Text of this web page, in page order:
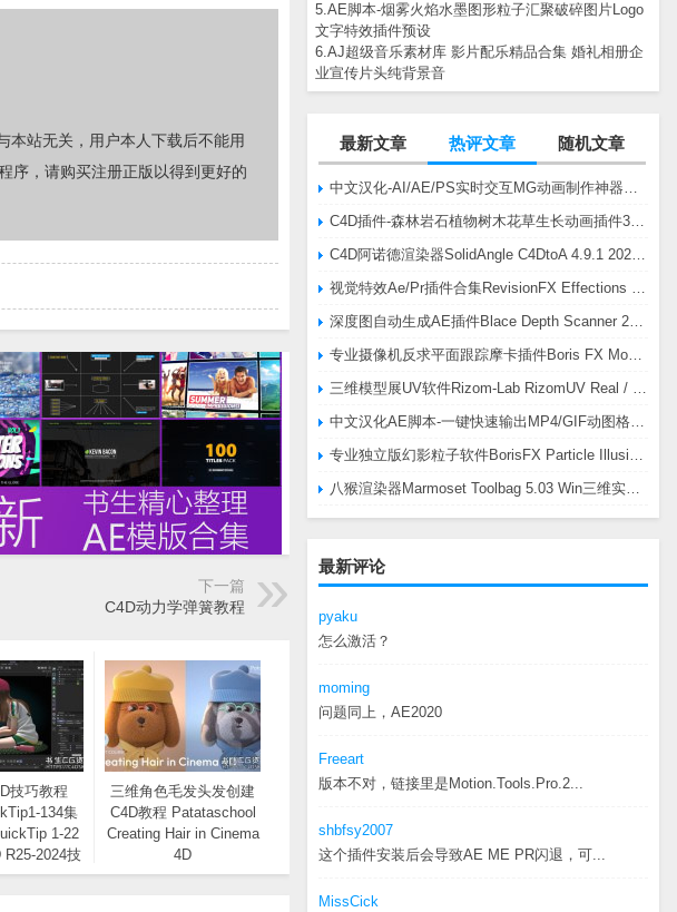
5.AE脚本-烟雾火焰水墨图形粒子汇聚破碎图片Logo
文字特效插件预设
6.AJ超级音乐素材库 影片配乐精品合集 婚礼相册企
业宣传片头纯背景音
最新文章 热评文章 随机文章
最新评论
pyaku
怎么激活？
moming
问题同上，AE2020
Freeart
版本不对，链接里是Motion.Tools.Pro.2...
shbfsy2007
这个插件安装后会导致AE ME PR闪退，可...
MissCick
本站无关，用户本人下载后不能用
序，请购买注册正版以得到更好的
下一篇
C4D动力学弹簧教程
技巧教程
134集
1-22
R25-2024技
程
三维角色毛发头发创建
C4D教程 Patataschool
Creating Hair in Cinema
4D